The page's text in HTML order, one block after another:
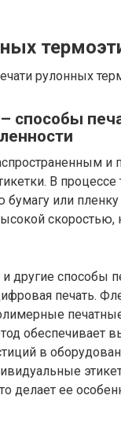
рулонных
способы
В
бумагу или
способы
печать.
обеспечивает
в
делает ее